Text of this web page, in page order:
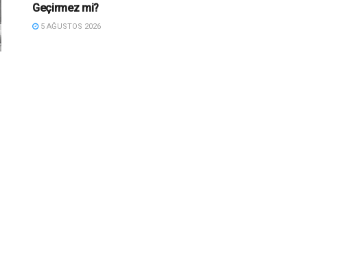
Geçirmez mi?
5 AĞUSTOS 2026